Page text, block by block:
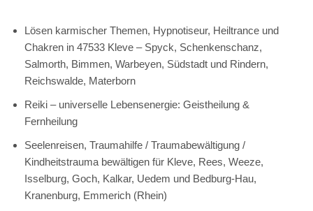
Lösen karmischer Themen, Hypnotiseur, Heiltrance und
Chakren in 47533 Kleve – Spyck, Schenkenschanz,
Salmorth, Bimmen, Warbeyen, Südstadt und Rindern,
Reichswalde, Materborn
Reiki – universelle Lebensenergie: Geistheilung &
Fernheilung
Seelenreisen, Traumahilfe / Traumabewältigung /
Kindheitstrauma bewältigen für Kleve, Rees, Weeze,
Isselburg, Goch, Kalkar, Uedem und Bedburg-Hau,
Kranenburg, Emmerich (Rhein)